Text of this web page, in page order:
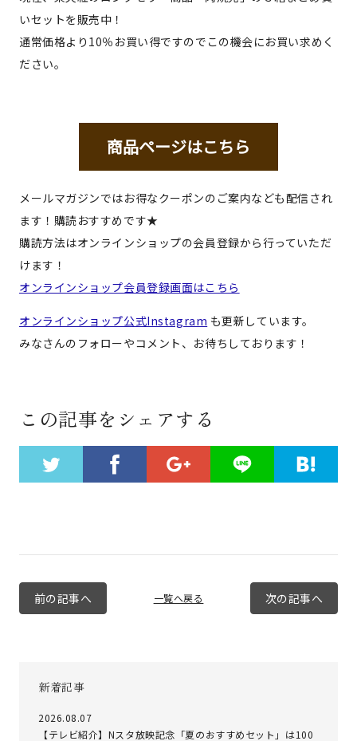
いセットを販売中！
通常価格より10％お買い得ですのでこの機会にお買い求めく
ださい。
商品ページはこちら
メールマガジンではお得なクーポンのご案内なども配信され
ます！購読おすすめです★
購読方法はオンラインショップの会員登録から行っていただ
けます！
オンラインショップ会員登録画面はこちら
オンラインショップ公式Instagram も更新しています。
みなさんのフォローやコメント、お待ちしております！
この記事をシェアする
前の記事へ 一覧へ戻る 次の記事へ
新着記事
2026.08.07
【テレビ紹介】Nスタ放映記念「夏のおすすめセット」は100